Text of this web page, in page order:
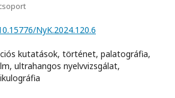
NyK.2024.120.6
kutatások, történet, palatográfia,
ultrahangos nyelvvizsgálat,